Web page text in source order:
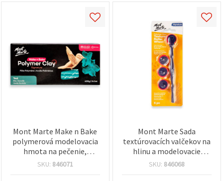
Mont Marte Make n Bake
polymerová modelovacia
hmota na pečenie,
modrozelená teal, 400 g
SKU: 846071
Mont Marte Sada
textúrovacích valčekov na
hlinu a modelovacie
hmoty, 5 ks – 4 jedinečné
SKU: 846068